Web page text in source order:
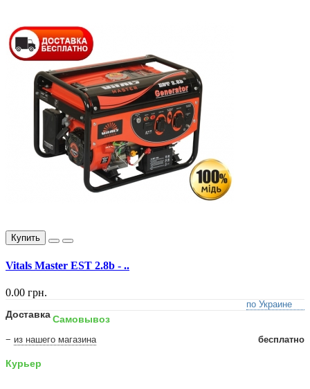
Купить
Vitals Master EST 2.8b - ..
0.00 грн.
Доставка
по Украине
Самовывоз
− из нашего магазина бесплатно
Курьер